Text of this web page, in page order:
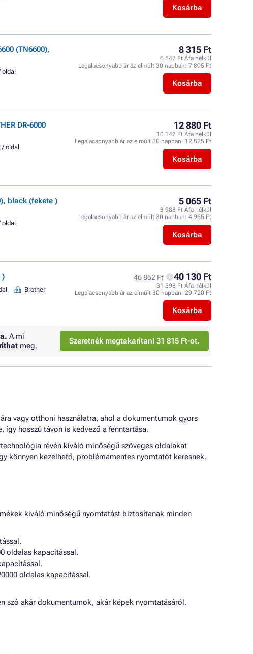
Kosárba
(TN6600),
oldal
8 315 Ft
6 547 Ft Áfa nélkül
Legalacsonyabb ár az elmúlt 30 napban: 7 895 Ft
Kosárba
DR-6000
/ oldal
12 880 Ft
10 142 Ft Áfa nélkül
Legalacsonyabb ár az elmúlt 30 napban: 12 525 Ft
Kosárba
black (fekete )
oldal
5 065 Ft
3 988 Ft Áfa nélkül
Legalacsonyabb ár az elmúlt 30 napban: 4 965 Ft
Kosárba
)
Brother
46 862 Ft 40 130 Ft
31 598 Ft Áfa nélkül
Legalacsonyabb ár az elmúlt 30 napban: 29 720 Ft
Kosárba
A mi
meg. Szeretnék megtakarítani 31 815 Ft-ot.
vagy otthoni használatra, ahol a dokumentumok gyors
hosszú távon is kedvező a fenntartása.
révén kiváló minőségű szöveges oldalakat
könnyen kezelhető, problémamentes nyomtatót keresnek.
kiváló minőségű nyomtatást biztosítanak minden
oldalas kapacitással.
oldalas kapacitással.
szó akár dokumentumok, akár képek nyomtatásáról.